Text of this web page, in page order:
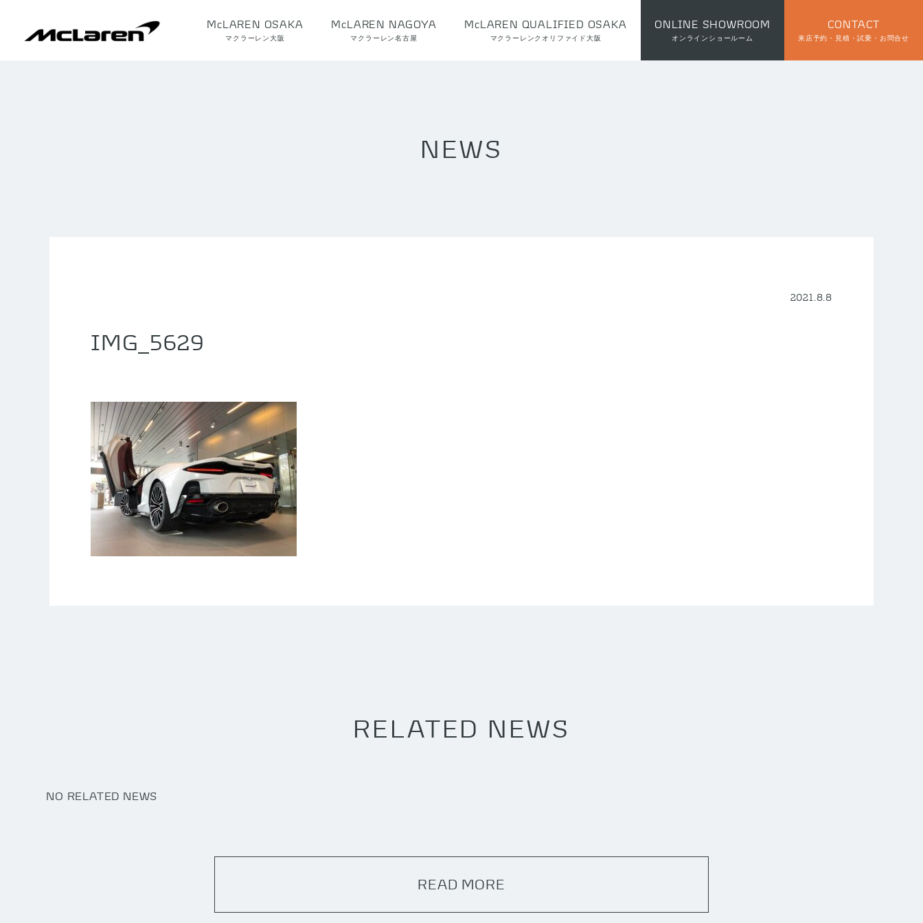
McLAREN OSAKA
マクラーレン大阪
McLAREN NAGOYA
マクラーレン名古屋
McLAREN QUALIFIED OSAKA
マクラーレンクオリファイド大阪
ONLINE SHOWROOM
オンラインショールーム
CONTACT
来店予約・見積・試乗・お問合せ
NEWS
2021.8.8
IMG_5629
RELATED NEWS
NO RELATED NEWS
READ MORE